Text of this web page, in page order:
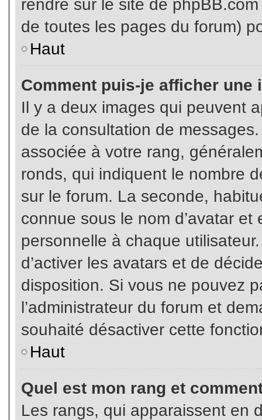
rendre sur le site de
de toutes les pages du forum)
Haut
Comment puis-je afficher une
Il y a deux images qui peuvent
de la consultation de
associée à votre rang,
ronds, qui indiquent le nombre
sur le forum. La seconde,
connue sous le nom d’avatar
personnelle à chaque
d’activer les avatars et de
disposition. Si vous ne pouvez
l’administrateur du forum et
souhaité désactiver cette
Haut
Quel est mon rang et
Les rangs, qui apparaissent en